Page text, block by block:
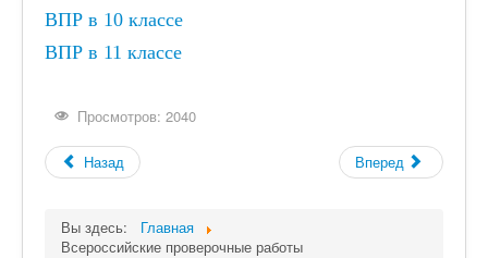
Приём в 1 класс
Приём в ОО
ВПР в 10 классе
ВПР в 11 классе
Просмотров: 2040
Назад Вперед
Вы здесь:
Главная
Всероссийские проверочные работы